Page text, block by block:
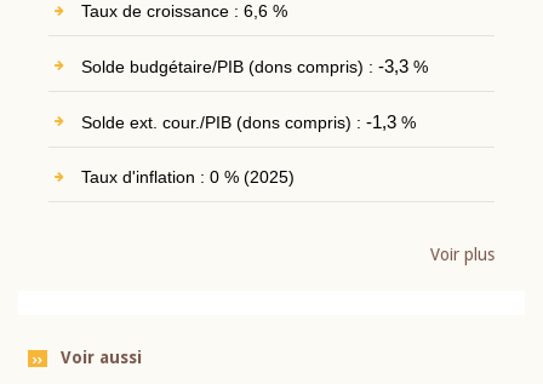
Taux de croissance : 6,6 %
Solde budgétaire/PIB (dons compris) : -3,3%
Solde ext. cour./PIB (dons compris) : -1,3%
Taux d'inflation : 0 % (2025)
Voir plus
Voir aussi